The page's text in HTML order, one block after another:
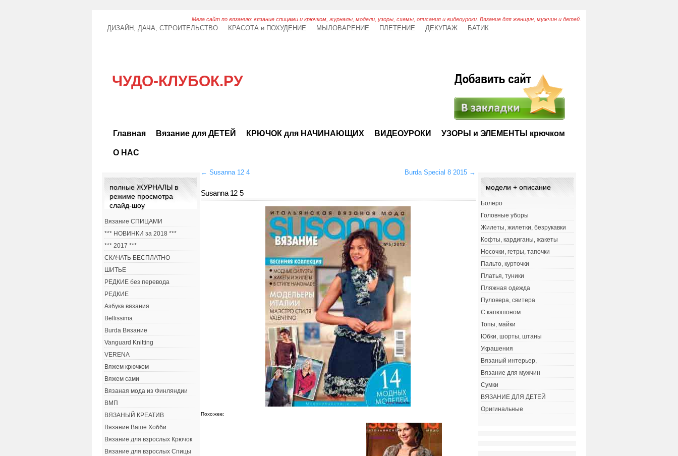
Мега сайт по вязанию: вязание спицами и крючком, журналы, модели, узоры, схемы, описания и видеоуроки. Вязание для женщин, мужчин и детей.
ДИЗАЙН, ДАЧА, СТРОИТЕЛЬСТВО КРАСОТА и ПОХУДЕНИЕ МЫЛОВАРЕНИЕ ПЛЕТЕНИЕ ДЕКУПАЖ БАТИК
ЧУДО-КЛУБОК.РУ
Главная Вязание для ДЕТЕЙ КРЮЧОК для НАЧИНАЮЩИХ ВИДЕОУРОКИ УЗОРЫ и ЭЛЕМЕНТЫ крючком
О НАС
← Susanna 12 4 Burda Special 8 2015 →
Susanna 12 5
Похожее:
полные ЖУРНАЛЫ в
режиме просмотра
слайд-шоу
Вязание СПИЦАМИ
*** НОВИНКИ за 2018 ***
*** 2017 ***
СКАЧАТЬ БЕСПЛАТНО
ШИТЬЕ
РЕДКИЕ без перевода
РЕДКИЕ
Азбука вязания
Bellissima
Burda Вязание
Vanguard Knitting
VERENA
Вяжем крючком
Вяжем сами
Вязаная мода из Финляндии
ВМП
ВЯЗАНЫЙ КРЕАТИВ
Вязание Ваше Хобби
Вязание для взрослых Крючок
Вязание для взрослых Спицы
модели + описание
Болеро
Головные уборы
Жилеты, жилетки, безрукавки
Кофты, кардиганы, жакеты
Носочки, гетры, тапочки
Пальто, курточки
Платья, туники
Пляжная одежда
Пуловера, свитера
С капюшоном
Топы, майки
Юбки, шорты, штаны
Украшения
Вязаный интерьер,
Вязание для мужчин
Сумки
ВЯЗАНИЕ ДЛЯ ДЕТЕЙ
Оригинальные